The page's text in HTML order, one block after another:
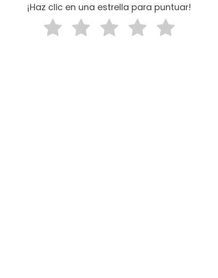
¡Haz clic en una estrella para puntuar!